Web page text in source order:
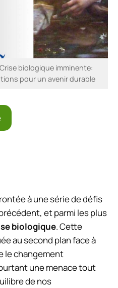
biologique imminente:
pour un avenir durable
à une série de défis
et parmi les plus
biologique. Cette
au second plan face à
le changement
une menace tout
de nos